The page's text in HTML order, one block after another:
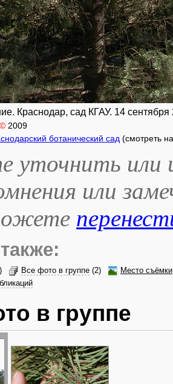
Краснодар, сад КГАУ. 14 сентября
© 2009
ботанический сад (смотреть
или
или
Все фото в группе (2)
Место съёмки
в группе